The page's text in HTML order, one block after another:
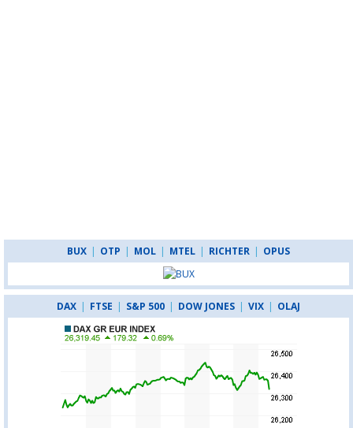
BUX | OTP | MOL | MTEL | RICHTER | OPUS
DAX | FTSE | S&P 500 | DOW JONES | VIX | OLAJ